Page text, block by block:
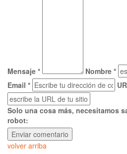
Mensaje *
Nombre *
Email *
Solo una cosa más, necesitamos
robot:
volver arriba